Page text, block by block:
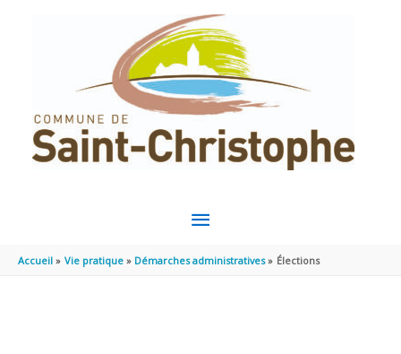
MENU
PRINCIPAL
Accueil Vie pratique Démarches administratives Élections